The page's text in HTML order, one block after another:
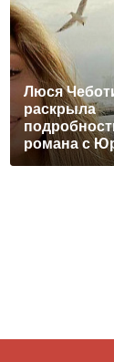
Люся
раскрыла
романа с
Киселевым